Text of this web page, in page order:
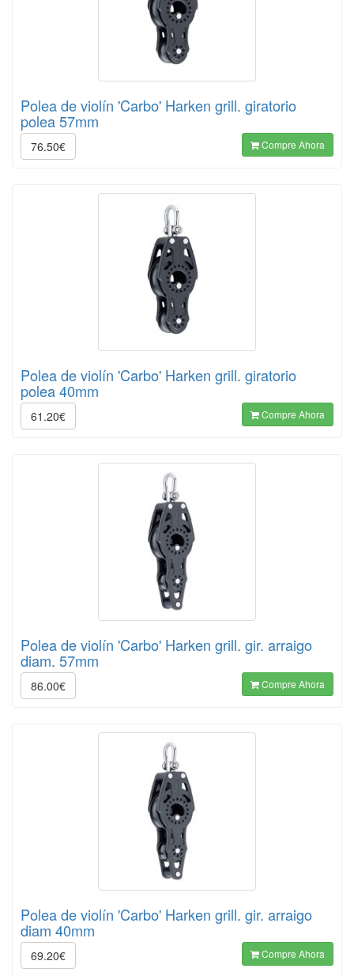
Polea de violín 'Carbo' Harken grill. giratorio
polea 57mm
76.50€ Compre Ahora
Polea de violín 'Carbo' Harken grill. giratorio
polea 40mm
61.20€ Compre Ahora
Polea de violín 'Carbo' Harken grill. gir. arraigo
diam. 57mm
86.00€ Compre Ahora
Polea de violín 'Carbo' Harken grill. gir. arraigo
diam 40mm
69.20€ Compre Ahora